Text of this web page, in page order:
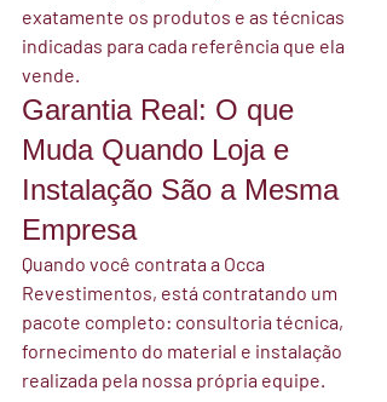
exatamente os produtos e as técnicas
indicadas para cada referência que ela
vende.
Garantia Real: O que
Muda Quando Loja e
Instalação São a Mesma
Empresa
Quando você contrata a Occa
Revestimentos, está contratando um
pacote completo: consultoria técnica,
fornecimento do material e instalação
realizada pela nossa própria equipe.